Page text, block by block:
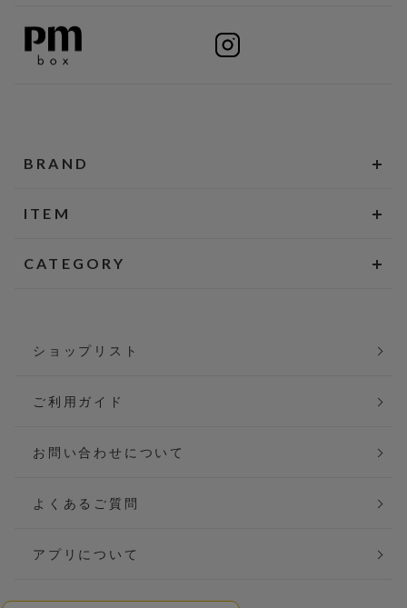
BRAND
ITEM
CATEGORY
ショップリスト
ご利用ガイド
お問い合わせについて
よくあるご質問
アプリについて